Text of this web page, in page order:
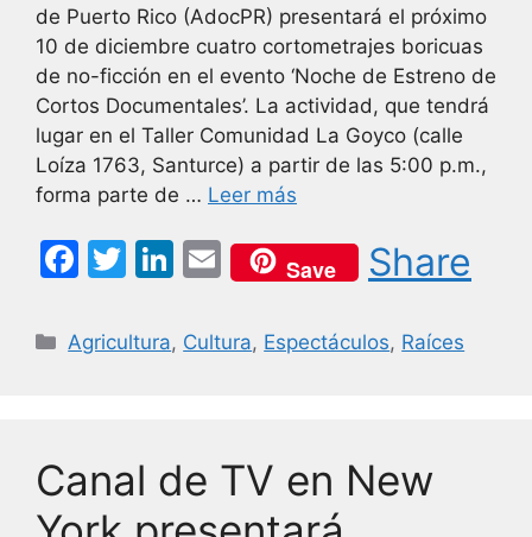
de Puerto Rico (AdocPR) presentará el próximo
10 de diciembre cuatro cortometrajes boricuas
de no-ficción en el evento ‘Noche de Estreno de
Cortos Documentales’. La actividad, que tendrá
lugar en el Taller Comunidad La Goyco (calle
Loíza 1763, Santurce) a partir de las 5:00 p.m.,
forma parte de … Leer más
F
c
o
k
T
itt
Li
k
E
m
ai
Save Share
Categorías
Agricultura, Cultura, Espectáculos, Raíces
Canal de TV en New